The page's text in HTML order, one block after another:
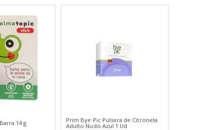
14 g
Prim Bye Pic Pulsera de Citronela
Adulto Nudo Azul 1 Ud